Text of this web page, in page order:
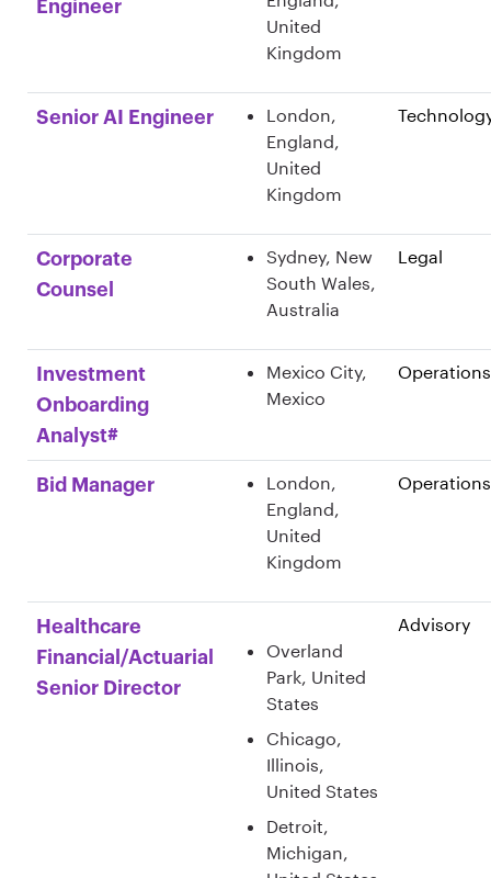
Engineer
United
Kingdom
Senior AI Engineer
London,
England,
United
Kingdom
Corporate
Counsel
Sydney, New
South Wales,
Australia
Legal
Investment
Onboarding
Analyst#
Mexico City,
Mexico
Operations
Bid Manager
London,
England,
United
Kingdom
Operations
Healthcare
Financial/Actuarial
Senior Director
Overland
Park, United
States
Chicago,
Illinois,
United States
Detroit,
Michigan,
Advisory